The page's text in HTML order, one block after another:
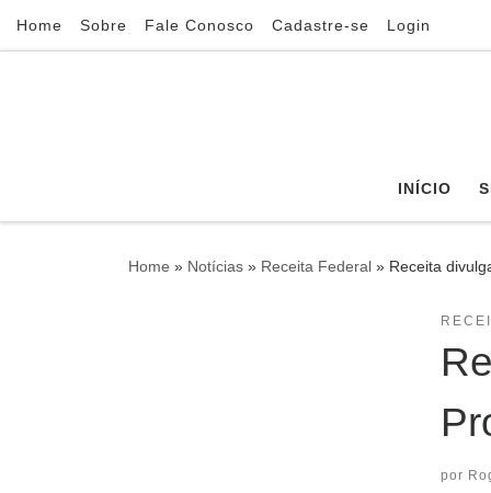
Skip to content
Home Sobre Fale Conosco Cadastre-se Login
INÍCIO
Home » Notícias » Receita Federal » Receita
por